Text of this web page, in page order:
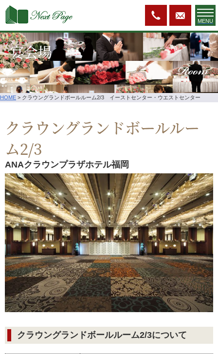
MENU
宴会場 Room
HOME > クラウングランドボールルーム2/3 イーストセンター・ウエストセンター
クラウングランドボールルー
ム2/3
ANAクラウンプラザホテル福岡
クラウングランドボールルーム2/3について